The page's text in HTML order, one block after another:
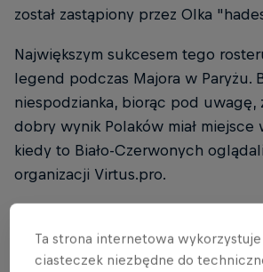
został zastąpiony przez Olka
Największym sukcesem tego
legend podczas Majora w Paryżu.
niespodzianka, biorąc pod uwagę,
dobry wynik Polaków miał miejsce
kiedy to Biało-Czerwonych
organizacji Virtus.pro.
ORYGINALNY RED
Ta strona internetowa
ciasteczek niezbędne do